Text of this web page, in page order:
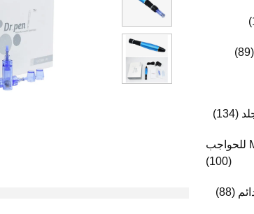
(89)
(134)
(100)
(88)